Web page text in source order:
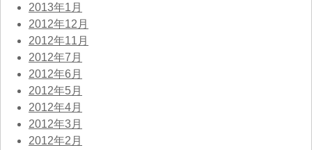
2013年1月
2012年12月
2012年11月
2012年7月
2012年6月
2012年5月
2012年4月
2012年3月
2012年2月